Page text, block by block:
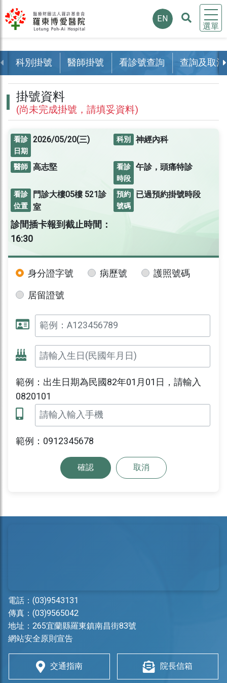
選單
EN
科別掛號 醫師掛號 看診號查詢 查詢及取消
掛號資料
(尚未完成掛號，請填妥資料)
看診
日期
2026/05/20(三) 科別 神經內科
醫師 高志堅
看診
時段
午診，頭痛特診
看診
位置
門診大樓05樓 521診
室
預約
號碼
已過預約掛號時段
診間插卡報到截止時間：
16:30
身分證字號 病歷號
護照號碼
居留證號
範例：出生日期為民國82年01月01日，請輸入
0820101
範例：0912345678
確認 取消
電話： (03)9543131
傳真：(03)9565042
地址： 265宜蘭縣羅東鎮南昌街83號
網站安全原則宣告
交通指南 院長信箱